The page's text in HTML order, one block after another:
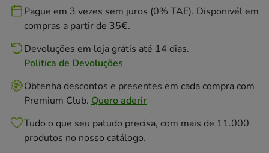
Pague em 3 vezes sem juros (0% TAE). Disponivél em
compras a partir de 35€.
Devoluções em loja grátis até 14 dias.
Politica de Devoluções
Obtenha descontos e presentes em cada compra com
Premium Club. Quero aderir
Tudo o que seu patudo precisa, com mais de 11.000
produtos no nosso catálogo.